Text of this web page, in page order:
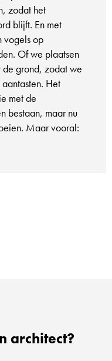
zodat het
blijft. En met
vogels op
Of we plaatsen
grond, zodat we
Het
met de
bestaan, maar nu
Maar vooral:
architect?